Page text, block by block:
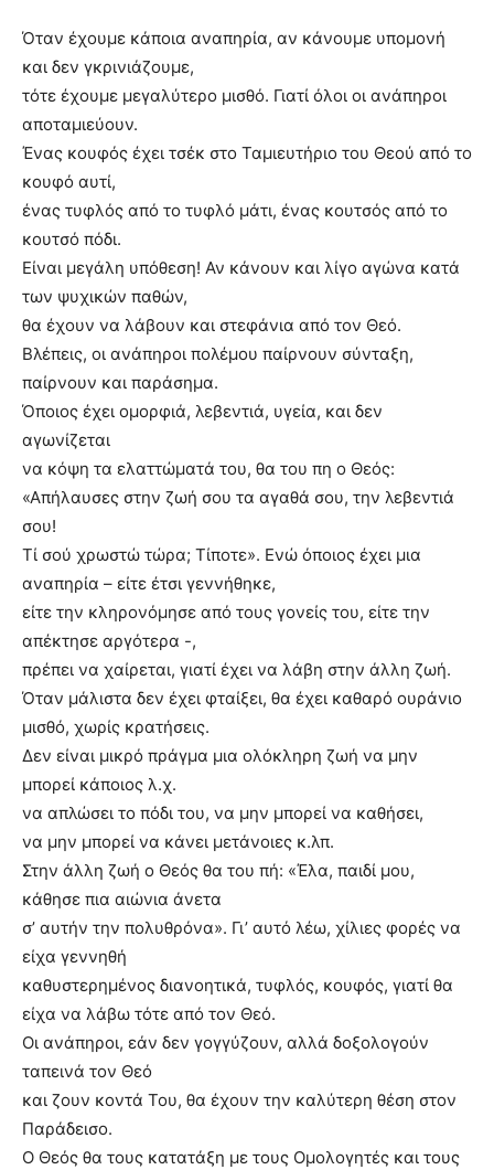
Όταν έχουμε κάποια αναπηρία, αν κάνουμε υπομονή
και δεν γκρινιάζουμε,
τότε έχουμε μεγαλύτερο μισθό. Γιατί όλοι οι ανάπηροι
αποταμιεύουν.
Ένας κουφός έχει τσέκ στο Ταμιευτήριο του Θεού από το
κουφό αυτί,
ένας τυφλός από το τυφλό μάτι, ένας κουτσός από το
κουτσό πόδι.
Είναι μεγάλη υπόθεση! Αν κάνουν και λίγο αγώνα κατά
των ψυχικών παθών,
θα έχουν να λάβουν και στεφάνια από τον Θεό.
Βλέπεις, οι ανάπηροι πολέμου παίρνουν σύνταξη,
παίρνουν και παράσημα.
Όποιος έχει ομορφιά, λεβεντιά, υγεία, και δεν
αγωνίζεται
να κόψη τα ελαττώματά του, θα του πη ο Θεός:
«Απήλαυσες στην ζωή σου τα αγαθά σου, την λεβεντιά
σου!
Τί σού χρωστώ τώρα; Τίποτε». Ενώ όποιος έχει μια
αναπηρία – είτε έτσι γεννήθηκε,
είτε την κληρονόμησε από τους γονείς του, είτε την
απέκτησε αργότερα -,
πρέπει να χαίρεται, γιατί έχει να λάβη στην άλλη ζωή.
Όταν μάλιστα δεν έχει φταίξει, θα έχει καθαρό ουράνιο
μισθό, χωρίς κρατήσεις.
Δεν είναι μικρό πράγμα μια ολόκληρη ζωή να μην
μπορεί κάποιος λ.χ.
να απλώσει το πόδι του, να μην μπορεί να καθήσει,
να μην μπορεί να κάνει μετάνοιες κ.λπ.
Στην άλλη ζωή ο Θεός θα του πή: «Έλα, παιδί μου,
κάθησε πια αιώνια άνετα
σ’ αυτήν την πολυθρόνα». Γι’ αυτό λέω, χίλιες φορές να
είχα γεννηθή
καθυστερημένος διανοητικά, τυφλός, κουφός, γιατί θα
είχα να λάβω τότε από τον Θεό.
Οι ανάπηροι, εάν δεν γογγύζουν, αλλά δοξολογούν
ταπεινά τον Θεό
και ζουν κοντά Του, θα έχουν την καλύτερη θέση στον
Παράδεισο.
Ο Θεός θα τους κατατάξη με τους Ομολογητές και τους